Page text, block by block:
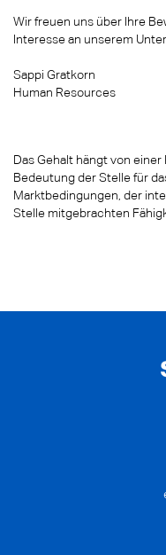
Wir freuen uns über Ihre
Interesse an unserem
Sappi Gratkorn
Human Resources
Das Gehalt hängt von
Bedeutung der Stelle für
Marktbedingungen, der
Stelle mitgebrachten